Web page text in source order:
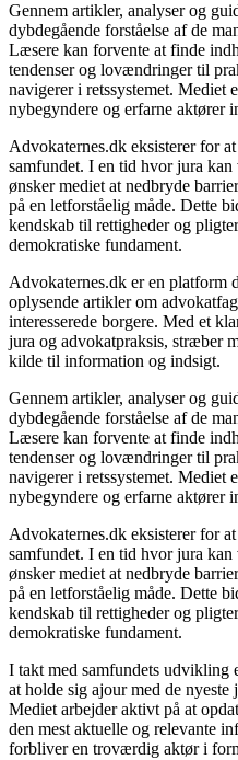
Gennem artikler, analyser og
dybdegående forståelse af de
Læsere kan forvente at finde
tendenser og lovændringer til
navigerer i retssystemet. Mediet
nybegyndere og erfarne aktører
Advokaternes.dk eksisterer for
samfundet. I en tid hvor jura
ønsker mediet at nedbryde
på en letforståelig måde. Dette
kendskab til rettigheder og
demokratiske fundament.
Advokaternes.dk er en platform
oplysende artikler om
interesserede borgere. Med et
jura og advokatpraksis, stræber
kilde til information og indsigt.
Gennem artikler, analyser og
dybdegående forståelse af de
Læsere kan forvente at finde
tendenser og lovændringer til
navigerer i retssystemet. Mediet
nybegyndere og erfarne aktører
Advokaternes.dk eksisterer for
samfundet. I en tid hvor jura
ønsker mediet at nedbryde
på en letforståelig måde. Dette
kendskab til rettigheder og
demokratiske fundament.
I takt med samfundets
at holde sig ajour med de nyeste
Mediet arbejder aktivt på at
den mest aktuelle og relevante
forbliver en troværdig aktør i